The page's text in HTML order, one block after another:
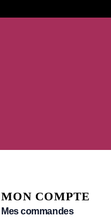
MON COMPTE
Mes commandes